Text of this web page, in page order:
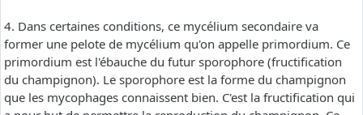
4. Dans certaines conditions, ce mycélium secondaire va
former une pelote de mycélium qu'on appelle primordium. Ce
primordium est l'ébauche du futur sporophore (fructification
du champignon). Le sporophore est la forme du champignon
que les mycophages connaissent bien. C'est la fructification qui